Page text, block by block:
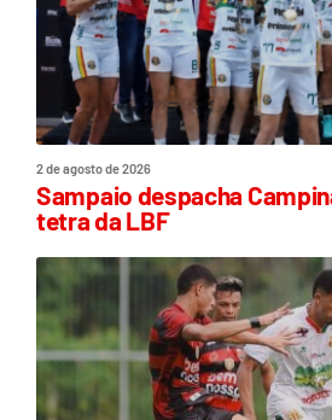
2 de agosto de 2026
Sampaio despacha
tetra da LBF